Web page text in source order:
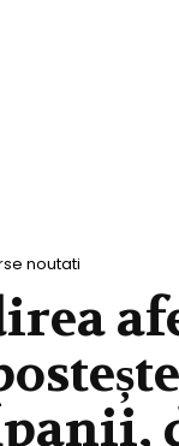
noutati